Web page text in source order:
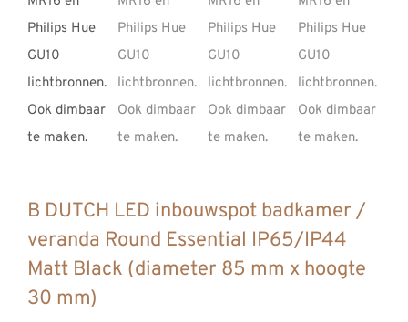
B DUTCH LED inbouwspot badkamer /
veranda Round Essential IP65/IP44
Matt Black (diameter 85 mm x hoogte
30 mm)